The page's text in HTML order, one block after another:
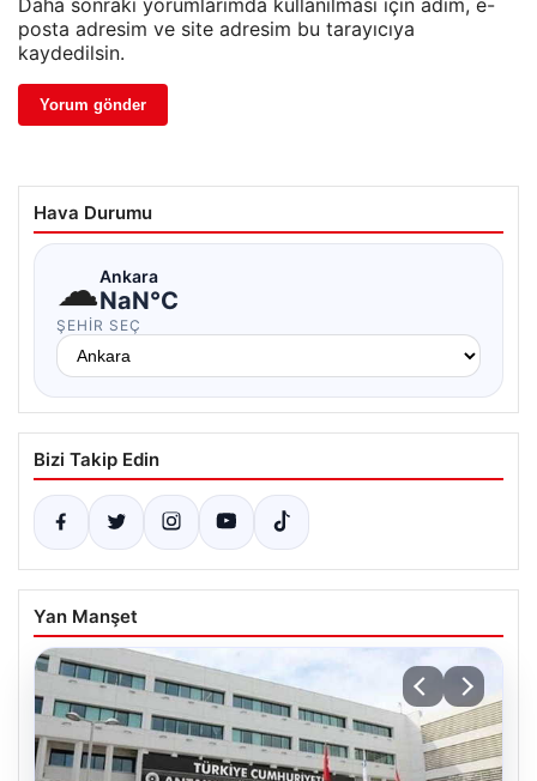
Daha sonraki yorumlarımda kullanılması için adım, e-
posta adresim ve site adresim bu tarayıcıya
kaydedilsin.
Hava Durumu
☁Ankara
NaN°C
ŞEHIR SEÇ
Bizi Takip Edin
Yan Manşet